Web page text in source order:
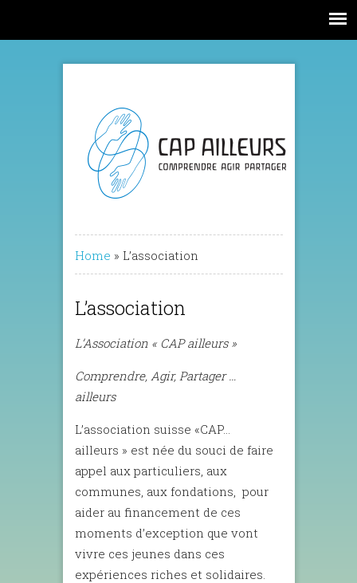
Home » L’association
L’association
L’Association « CAP ailleurs »
Comprendre, Agir, Partager …
ailleurs
L’association suisse «CAP…
ailleurs » est née du souci de faire
appel aux particuliers, aux
communes, aux fondations, pour
aider au financement de ces
moments d’exception que vont
vivre ces jeunes dans ces
expériences riches et solidaires.